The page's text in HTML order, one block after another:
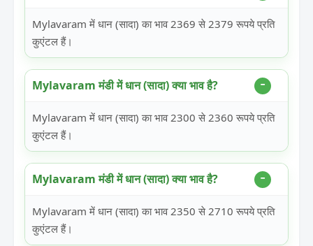
Mylavaram में धान (सादा) का भाव 2369 से 2379 रूपये प्रति
कुएंटल हैं।
Mylavaram मंडी में धान (सादा) क्या भाव है?
Mylavaram में धान (सादा) का भाव 2300 से 2360 रूपये प्रति
कुएंटल हैं।
Mylavaram मंडी में धान (सादा) क्या भाव है?
Mylavaram में धान (सादा) का भाव 2350 से 2710 रूपये प्रति
कुएंटल हैं।